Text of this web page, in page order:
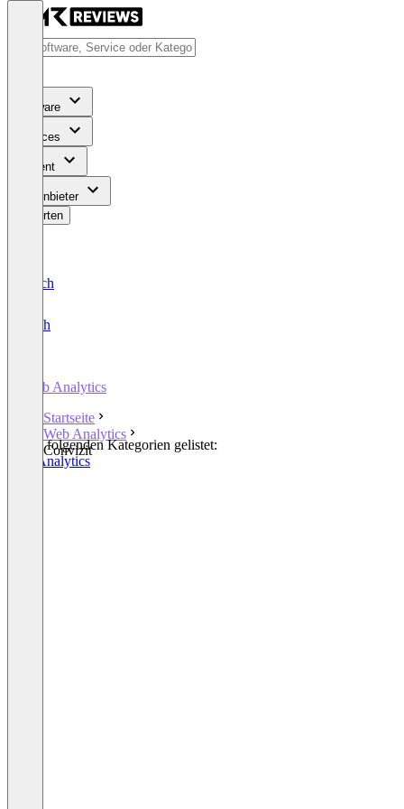
Software
Services
Content
Für Anbieter
Bewerten
Deutsch
English
Web Analytics
Startseite
Web Analytics
Convizit
In den folgenden Kategorien gelistet:
Web Analytics